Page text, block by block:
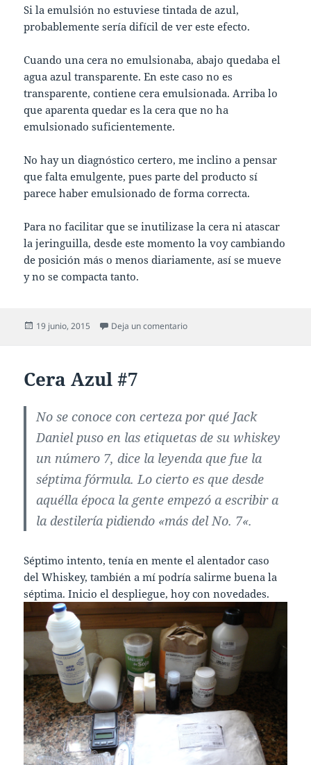
Si la emulsión no estuviese tintada de azul,
probablemente sería difícil de ver este efecto.
Cuando una cera no emulsionaba, abajo quedaba el
agua azul transparente. En este caso no es
transparente, contiene cera emulsionada. Arriba lo
que aparenta quedar es la cera que no ha
emulsionado suficientemente.
No hay un diagnóstico certero, me inclino a pensar
que falta emulgente, pues parte del producto sí
parece haber emulsionado de forma correcta.
Para no facilitar que se inutilizase la cera ni atascar
la jeringuilla, desde este momento la voy cambiando
de posición más o menos diariamente, así se mueve
y no se compacta tanto.
Publicado
19 junio, 2015 Deja un comentarioen Inestabilidad de la cera azul
Cera Azul #7
No se conoce con certeza por qué Jack
Danielpuso en las etiquetas de suwhiskey
un número 7, dice la leyenda que fue la
séptima fórmula. Lo cierto es que desde
aquélla época la gente empezó a escribir a
la destilería pidiendo «más del No. 7«.
Séptimo intento, tenía en mente el alentador caso
del Whiskey, también a mí podría salirme buena la
séptima. Inicio el despliegue, hoy con novedades.